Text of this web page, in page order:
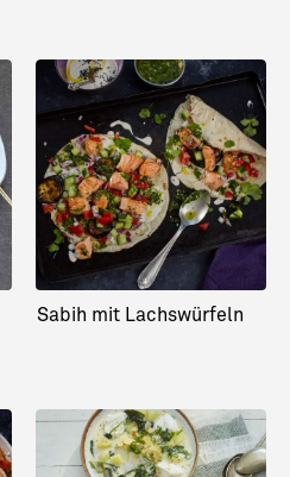
Lachsfilet auf
Kartoffelpüree mit
Vanille-Orangen-Karotten
Sabih mit Lachswürfeln